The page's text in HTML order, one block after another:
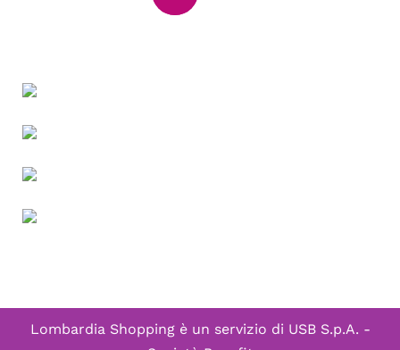
Lombardia Shopping è un servizio di USB S.p.A. -